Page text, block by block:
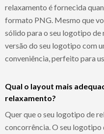
relaxamento é fornecida
formato PNG. Mesmo que
sólido para o seu logotipo
versão do seu logotipo com
conveniência, perfeito para
Qual o layout mais
relaxamento?
Quer que o seu logotipo de
concorrência. O seu logotipo